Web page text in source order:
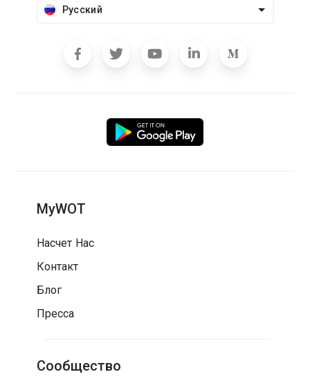
Русский
MyWOT
Насчет Нас
Контакт
Блог
Пресса
Сообщество